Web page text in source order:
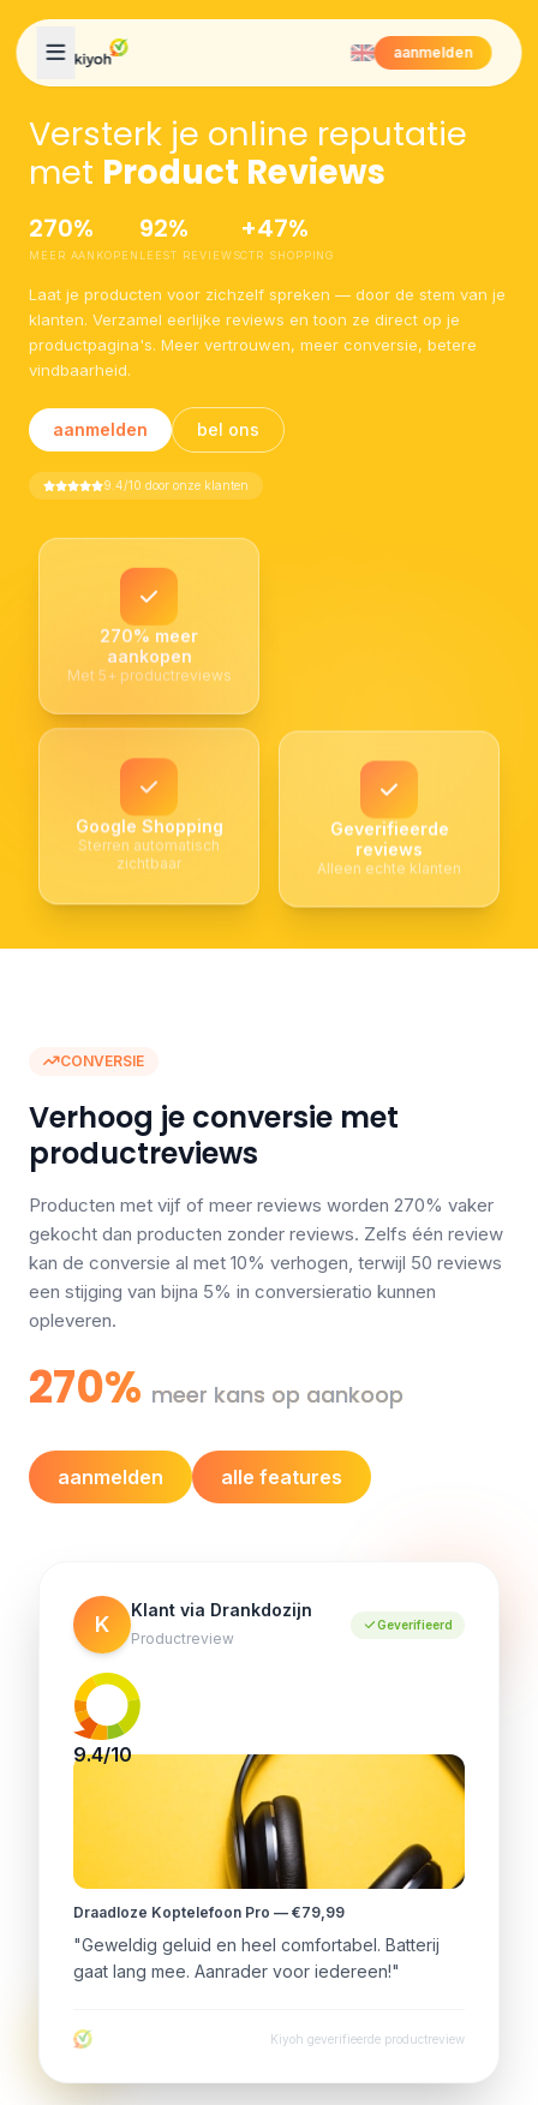
Skip to content
aanmelden
Versterk je online reputatie
met Product Reviews
270%
MEER AANKOPEN
92%
LEEST REVIEWS
+47%
CTR SHOPPING
Laat je producten voor zichzelf spreken — door de stem van je
klanten. Verzamel eerlijke reviews en toon ze direct op je
productpagina's. Meer vertrouwen, meer conversie, betere
vindbaarheid.
aanmelden bel ons
9.4/10 door onze klanten
270% meer
aankopen
Met 5+ productreviews
Geverifieerde
reviews
Alleen echte klanten
Google Shopping
Sterren automatisch
zichtbaar
CONVERSIE
Verhoog je conversie met
productreviews
Producten met vijf of meer reviews worden 270% vaker
gekocht dan producten zonder reviews. Zelfs één review
kan de conversie al met 10% verhogen, terwijl 50 reviews
een stijging van bijna 5% in conversieratio kunnen
opleveren.
270% meer kans op aankoop
aanmelden alle features
K
Klant via Drankdozijn
Productreview
Geverifieerd
9.4/10
Draadloze Koptelefoon Pro — €79,99
"Geweldig geluid en heel comfortabel. Batterij
gaat lang mee. Aanrader voor iedereen!"
Kiyoh geverifieerde productreview